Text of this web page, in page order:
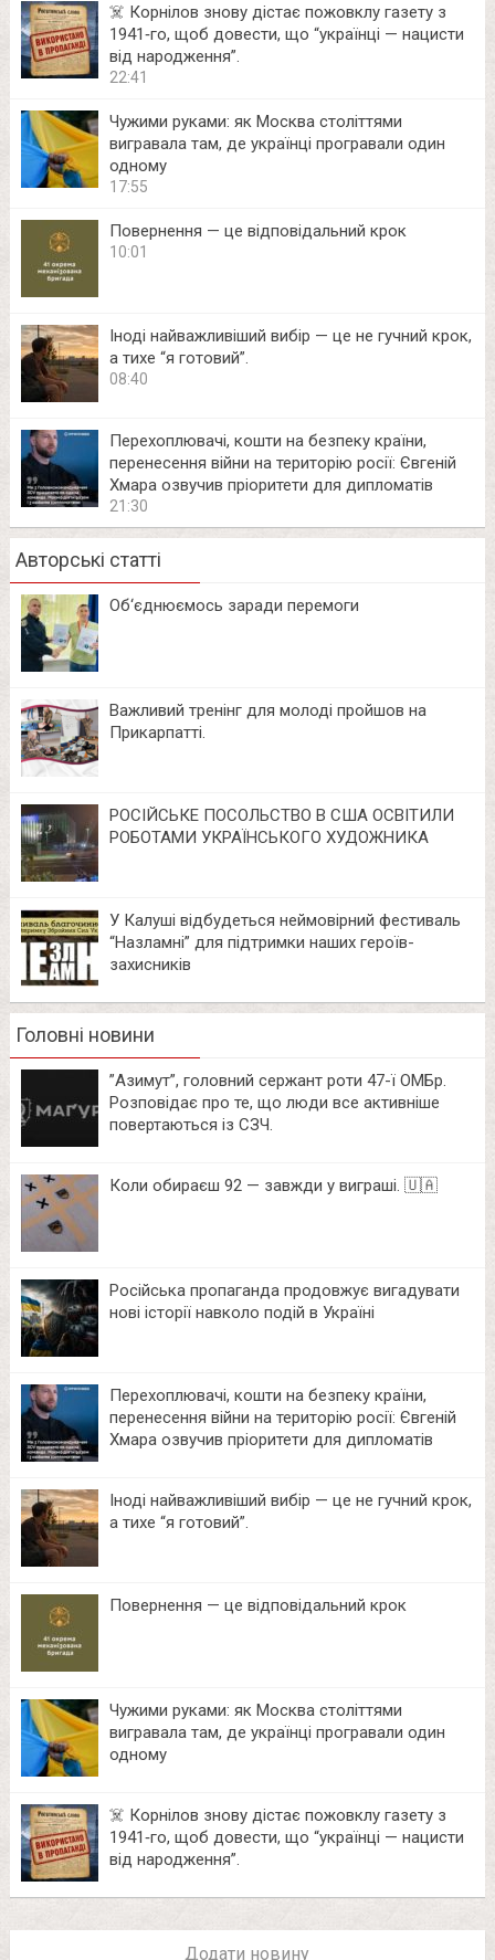
☠️ Корнілов знову дістає пожовклу газету з
1941‑го, щоб довести, що “українці — нацисти
від народження”.
22:41
Чужими руками: як Москва століттями
вигравала там, де українці програвали один
одному
17:55
Повернення — це відповідальний крок
10:01
Іноді найважливіший вибір — це не гучний крок,
а тихе “я готовий”.
08:40
Перехоплювачі, кошти на безпеку країни,
перенесення війни на територію росії: Євгеній
Хмара озвучив пріоритети для дипломатів
21:30
Авторські статті
Об‘єднюємось заради перемоги
Важливий тренінг для молоді пройшов на
Прикарпатті.
РОСІЙСЬКЕ ПОСОЛЬСТВО В США ОСВІТИЛИ
РОБОТАМИ УКРАЇНСЬКОГО ХУДОЖНИКА
У Калуші відбудеться неймовірний фестиваль
“Назламні” для підтримки наших героїв-
захисників
Головні новини
⁨”Азимут”, головний сержант роти 47-ї ОМБр.
Розповідає про те, що люди все активніше
повертаються із СЗЧ.
Коли обираєш 92 — завжди у виграші. 🇺🇦
Російська пропаганда продовжує вигадувати
нові історії навколо подій в Україні
Перехоплювачі, кошти на безпеку країни,
перенесення війни на територію росії: Євгеній
Хмара озвучив пріоритети для дипломатів
Іноді найважливіший вибір — це не гучний крок,
а тихе “я готовий”.
Повернення — це відповідальний крок
Чужими руками: як Москва століттями
вигравала там, де українці програвали один
одному
☠️ Корнілов знову дістає пожовклу газету з
1941‑го, щоб довести, що “українці — нацисти
від народження”.
Додати новину